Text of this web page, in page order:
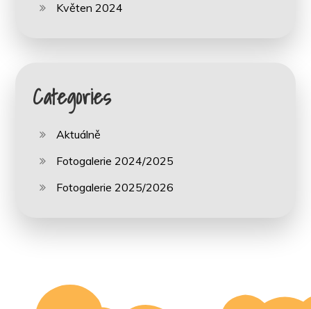
Květen 2024
Categories
Aktuálně
Fotogalerie 2024/2025
Fotogalerie 2025/2026